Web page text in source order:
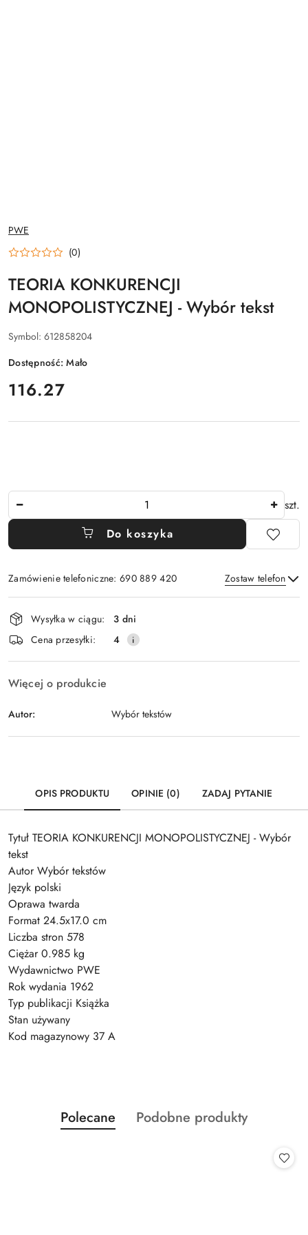
NAZWA
PRODUCENTA:
PWE
(0)
TEORIA KONKURENCJI
MONOPOLISTYCZNEJ - Wybór tekst
Symbol: 612858204
Dostępność:Mało
cena:
116.27
szt.
Do koszyka
Zamówienie telefoniczne: 690 889 420 Zostaw telefon
Wyślij
Dostępność
i
dostawa
Wysyłka w ciągu:
3 dni
Cena przesyłki:
4
Więcej o produkcie
Autor: Wybór tekstów
OPIS PRODUKTU OPINIE (0) ZADAJ PYTANIE
Tytuł TEORIA KONKURENCJI MONOPOLISTYCZNEJ - Wybór
tekst
Autor Wybór tekstów
Język polski
Oprawa twarda
Format 24.5x17.0 cm
Liczba stron 578
Ciężar 0.985 kg
Wydawnictwo PWE
Rok wydania 1962
Typ publikacji Książka
Stan używany
Kod magazynowy 37 A
Pomiń karuzelę produktów
Produkty
o
Polecane
Produkty
Podobne produkty